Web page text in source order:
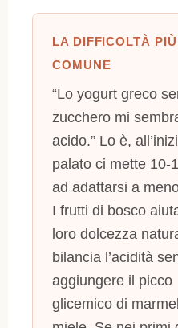
LA DIFFICOLTÀ PIÙ
COMUNE
“Lo yogurt greco
zucchero mi
acido.” Lo è,
palato ci mette 10-
ad adattarsi a
I frutti di bosco
loro dolcezza
bilancia l’acidità
aggiungere il picco
glicemico di